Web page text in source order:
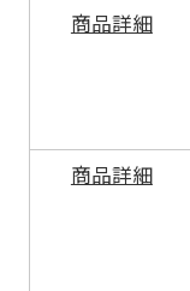
商品詳細
商品詳細